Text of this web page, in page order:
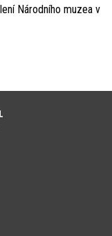
Národního muzea v